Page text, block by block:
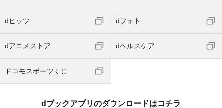
dヒッツ dフォト
dアニメストア dヘルスケア
ドコモスポーツくじ
dブックアプリのダウンロードはコチラ